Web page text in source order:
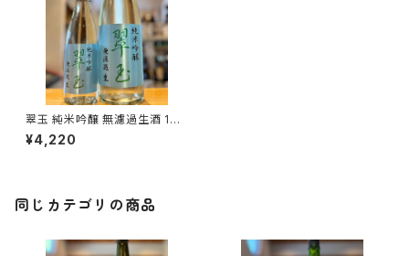
翠玉 純米吟醸 無濾過生酒 180
0ml１本（両関酒造・秋田県湯沢
市前森）
¥4,220
同じカテゴリの商品